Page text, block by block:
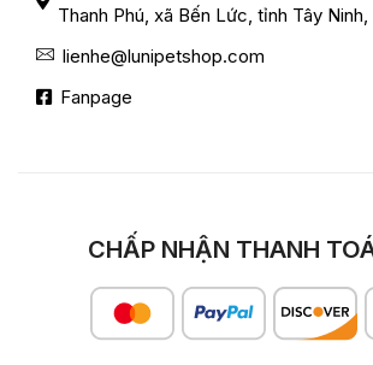
Thanh Phú, xã Bến Lức, tỉnh Tây
lienhe@lunipetshop.com
Fanpage
CHẤP NHẬN THANH